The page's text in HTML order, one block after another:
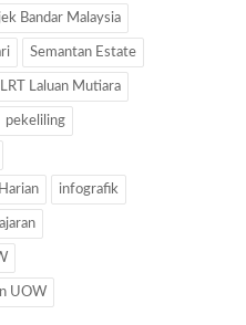
Bandar Malaysia
Semantan Estate
LRT Laluan Mutiara
pekeliling
infografik
UOW